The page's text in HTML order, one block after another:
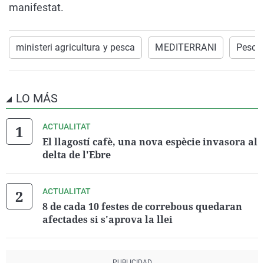
manifestat.
ministeri agricultura y pesca MEDITERRANI
LO MÁS
ACTUALITAT
El llagostí cafè, una nova espècie invasora al
delta de l'Ebre
ACTUALITAT
8 de cada 10 festes de correbous quedaran
afectades si s'aprova la llei